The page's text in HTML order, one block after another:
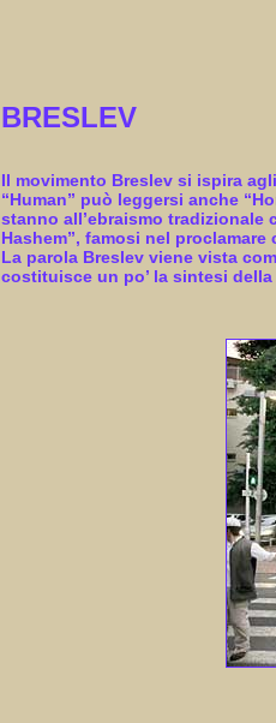
BRESLEV
Il movimento Breslev si ispira
“Human” può leggersi anche
stanno all’ebraismo
Hashem”, famosi nel
La parola Breslev viene vista
costituisce un po’ la sintesi